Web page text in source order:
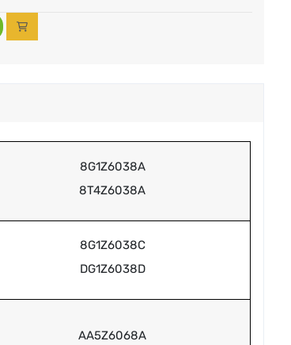
8G1Z6038A
8T4Z6038A
8G1Z6038C
DG1Z6038D
AA5Z6068A